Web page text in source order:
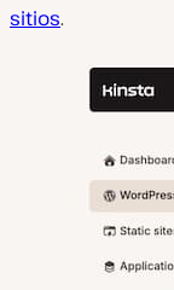
sitios.